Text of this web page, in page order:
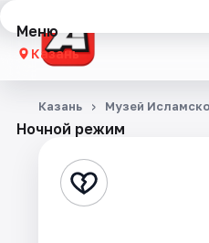
Меню
Казань
Концерты
Стендап
Ночной режим
Казань Музей